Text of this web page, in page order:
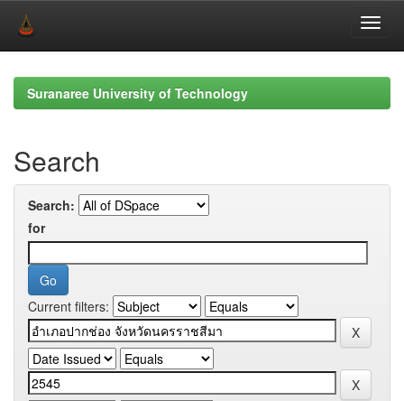
navigationSuranaree University of Technology
Search
Search:
for
Current filters: